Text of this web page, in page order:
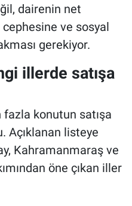
dairenin net
cephesine ve sosyal
gerekiyor.
illerde satışa
fazla konutun satışa
Açıklanan listeye
Kahramanmaraş ve
öne çıkan iller